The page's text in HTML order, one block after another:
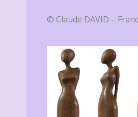
© Claude DAVID –